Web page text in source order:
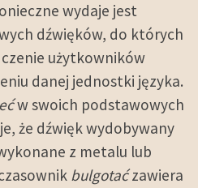
wydaje jest
dźwięków, do których
użytkowników
danej jednostki języka.
w swoich podstawowych
że dźwięk wydobywany
z metalu lub
bulgotaćzawiera